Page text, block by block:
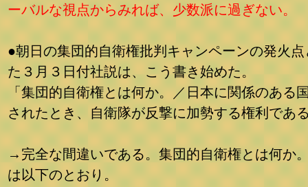
ーバルな視点からみれば、少数派に過ぎない。
●朝日の集団的自衛権批判キャンペーンの発火点
た３月３日付社説は、こう書き始めた。
「集団的自衛権とは何か。／日本に関係のある
されたとき、自衛隊が反撃に加勢する権利であ
→完全な間違いである。集団的自衛権とは何か
は以下のとおり。